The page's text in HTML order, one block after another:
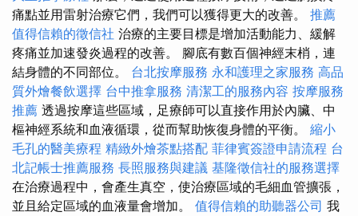
痛點並用雷射治療它們，我們可以獲得更大的改善。 推薦
值得信賴的徵信社 治療的主要目標是增加活動能力、緩解
疼痛並加速發炎過程的改善。 腳底有數百個神經末梢，連
結身體的不同部位。 台北按摩服務 永和護理之家服務 高品
質外燴餐飲選擇 台中推拿服務 清潔工的服務內容 按摩服務
推薦 透過按摩這些區域，足療師可以直接作用於內臟、中
樞神經系統和血液循環，從而幫助恢復身體的平衡。 縮小
毛孔的醫美療程 精緻外燴茶點搭配 菲律賓簽證申請流程 台
北記帳士推薦服務 長照服務與建議 基隆徵信社的服務選擇
在治療過程中，會產生真空，使治療區域的毛細血管擴張，
並且給定區域的血液量會增加。 值得信賴的助聽器公司 我